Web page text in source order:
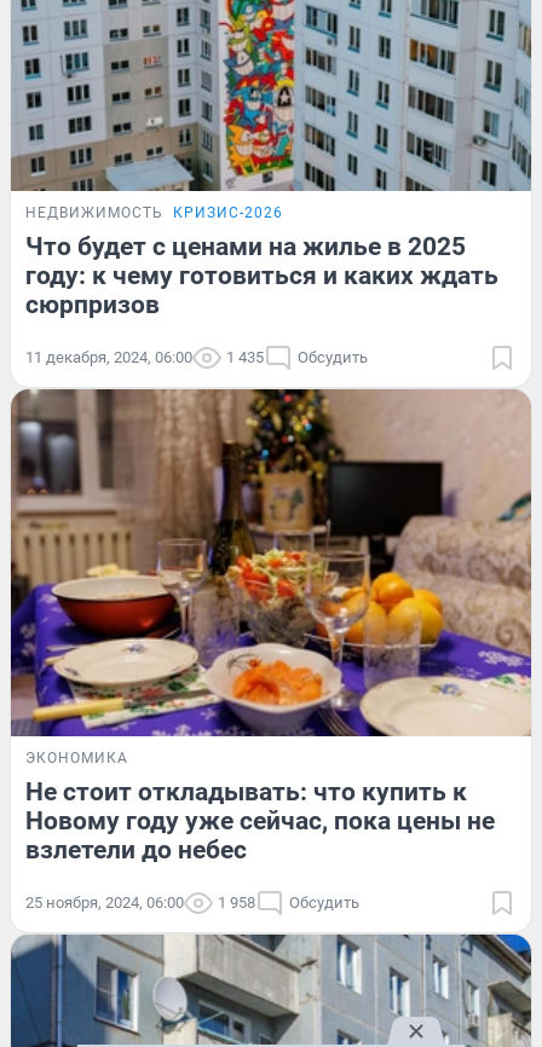
НЕДВИЖИМОСТЬ КРИЗИС-2026
Что будет с ценами на жилье в 2025
году: к чему готовиться и каких ждать
сюрпризов
11 декабря, 2024, 06:00 1 435 Обсудить
ЭКОНОМИКА
Не стоит откладывать: что купить к
Новому году уже сейчас, пока цены не
взлетели до небес
25 ноября, 2024, 06:00 1 958 Обсудить